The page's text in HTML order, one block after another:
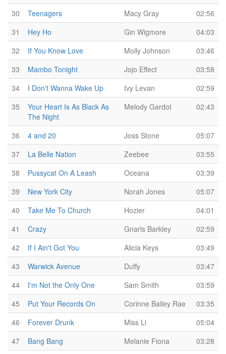
30
Teenagers Macy Gray
02:56
31
Hey Ho Gin Wigmore
04:03
32
If You Know Love Molly Johnson
03:46
33
Mambo Tonight Jojo Effect
03:58
34
I Don't Wanna Wake Up Ivy Levan
02:59
35
Your Heart Is As Black As
The Night
Melody Gardot 02:43
36 4 and 20 Joss Stone
05:07
37
La Belle Nation Zeebee
03:55
38
Pussycat On A Leash Oceana
03:39
39
New York City Norah Jones
05:07
40
Take Me To Church Hozier
04:01
41
Crazy Gnarls Barkley
02:59
42
If I Ain't Got You Alicia Keys
03:49
43
Warwick Avenue Duffy
03:47
44
I'm Not the Only One Sam Smith
03:59
45
Put Your Records On Corinne Bailey Rae
03:35
46
Forever Drunk Miss Li
05:04
47
Bang Bang Melanie Fiona 03:28